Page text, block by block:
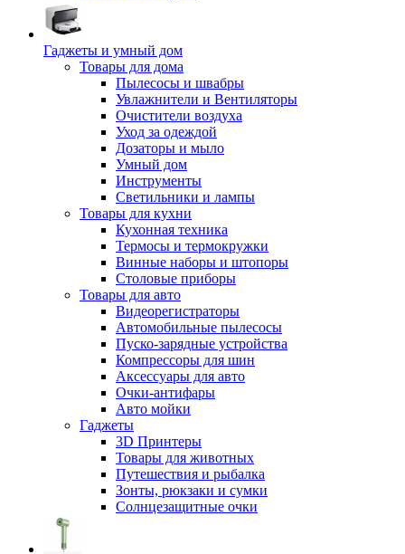
Гаджеты и умный дом
Товары для дома
Пылесосы и швабры
Увлажнители и Вентиляторы
Очистители воздуха
Уход за одеждой
Дозаторы и мыло
Умный дом
Инструменты
Светильники и лампы
Товары для кухни
Кухонная техника
Термосы и термокружки
Винные наборы и штопоры
Столовые приборы
Товары для авто
Видеорегистраторы
Автомобильные пылесосы
Пуско-зарядные устройства
Компрессоры для шин
Аксессуары для авто
Очки-антифары
Авто мойки
Гаджеты
3D Принтеры
Товары для животных
Путешествия и рыбалка
Зонты, рюкзаки и сумки
Солнцезащитные очки